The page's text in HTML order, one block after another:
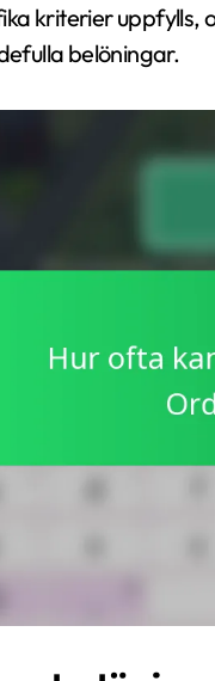
kriterier uppfylls,
belöningar.